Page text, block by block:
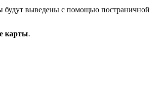
будут выведены с помощью постраничной
карты.